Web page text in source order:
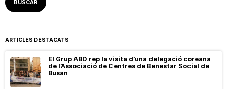
ARTICLES DESTACATS
El Grup ABD rep la visita d’una delegació coreana
de l’Associació de Centres de Benestar Social de
Busan